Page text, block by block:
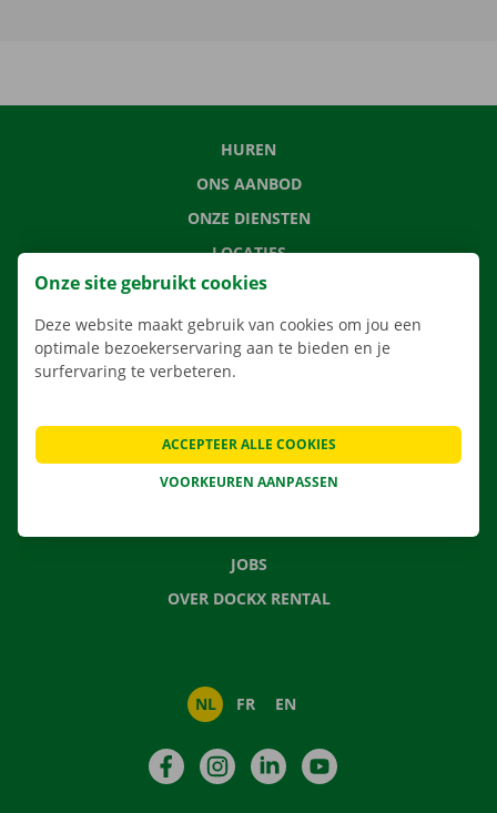
HUREN
ONS AANBOD
ONZE DIENSTEN
LOCATIES
APP
VERHUISOPLOSSINGEN
CONTACTEER ONS
VEELGESTELDE VRAGEN
JOBS
OVER DOCKX RENTAL
NL FR EN
FacebookInstagramLinkedIn
Onze site gebruikt cookies
Deze website maakt gebruik van cookies om jou een
optimale bezoekerservaring aan te bieden en je
surfervaring te verbeteren.
VOORKEUREN AANPASSEN
ACCEPTEER ALLE COOKIES